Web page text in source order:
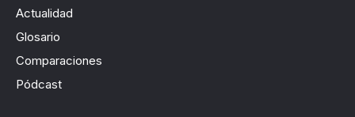
Actualidad
Glosario
Comparaciones
Pódcast